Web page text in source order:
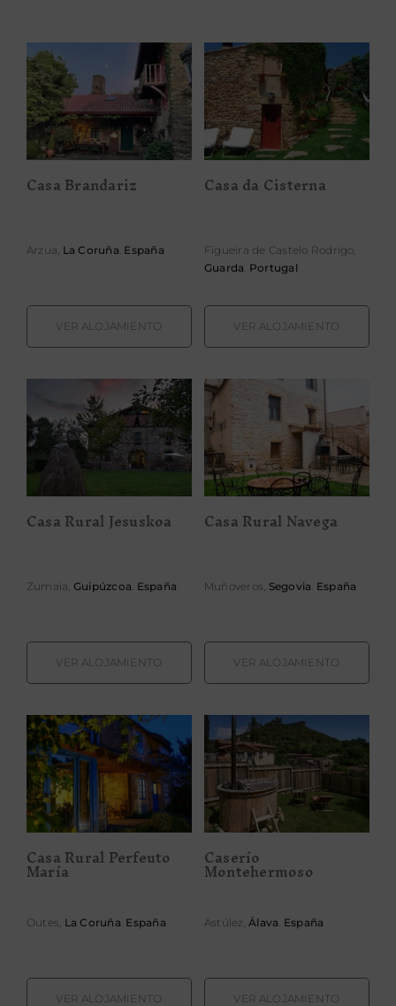
Casa Brandariz
Casa Brandariz
Arzua, La Coruña. España
VER ALOJAMIENTO
Casa da
Cisterna
Casa da Cisterna
Figueira de Castelo Rodrigo,
Guarda. Portugal
VER ALOJAMIENTO
Casa Rural
Jesuskoa
Casa Rural Jesuskoa
Zumaia, Guipúzcoa. España
VER ALOJAMIENTO
Casa Rural
Navega
Casa Rural Navega
Muñoveros, Segovia. España
VER ALOJAMIENTO
Casa Rural
Perfeuto María
Casa Rural Perfeuto
María
Outes, La Coruña. España
VER ALOJAMIENTO
Caserío
Montehermoso
Caserío
Montehermoso
Astúlez,Álava. España
VER ALOJAMIENTO